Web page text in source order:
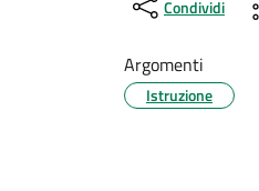
Condividi
Argomenti
Istruzione